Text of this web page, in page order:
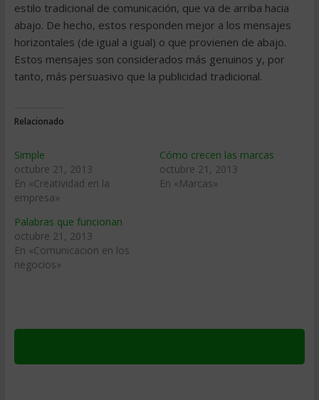
estilo tradicional de comunicación, que va de arriba hacia
abajo. De hecho, estos responden mejor a los mensajes
horizontales (de igual a igual) o que provienen de abajo.
Estos mensajes son considerados más genuinos y, por
tanto, más persuasivo que la publicidad tradicional.
Relacionado
Simple
octubre 21, 2013
En «Creatividad en la
empresa»
Cómo crecen las marcas
octubre 21, 2013
En «Marcas»
Palabras que funcionan
octubre 21, 2013
En «Comunicacion en los
negocios»